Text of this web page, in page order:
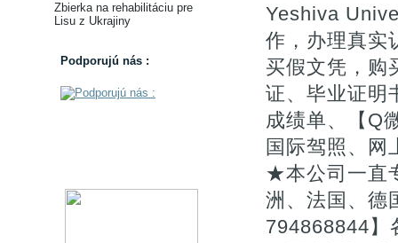
Zbierka na rehabilitáciu pre
Lisu z Ukrajiny
Podporujú nás :
Yeshiva
作，办理真实
买假文凭，购
证、毕业证明
成绩单、【Q
国际驾照、网
★本公司一直
洲、法国、德
794868844】